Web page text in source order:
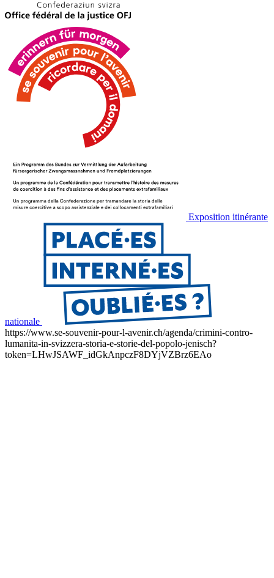
Exposition itinérante
nationale
https://www.se-souvenir-pour-l-avenir.ch/agenda/crimini-contro-
lumanita-in-svizzera-storia-e-storie-del-popolo-jenisch?
token=LHwJSAWF_idGkAnpczF8DYjVZBrz6EAo